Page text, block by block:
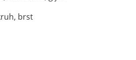
brst